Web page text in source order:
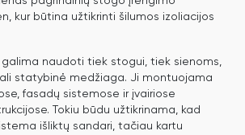
kur būtina užtikrinti šilumos izoliacijos
galima naudoti tiek stogui, tiek sienoms,
statybinė medžiaga. Ji montuojama
fasadų sistemose ir įvairiose
Tokiu būdu užtikrinama, kad
išliktų sandari, tačiau kartu